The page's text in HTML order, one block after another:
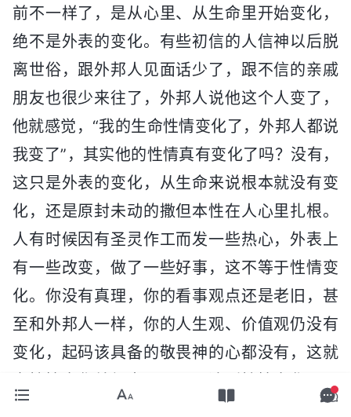
前不一样了，是从心里、从生命里开始变化，
绝不是外表的变化。有些初信的人信神以后脱
离世俗，跟外邦人见面话少了，跟不信的亲戚
朋友也很少来往了，外邦人说他这个人变了，
他就感觉，“我的生命性情变化了，外邦人都说
我变了”，其实他的性情真有变化了吗？没有，
这只是外表的变化，从生命来说根本就没有变
化，还是原封未动的撒但本性在人心里扎根。
人有时候因有圣灵作工而发一些热心，外表上
有一些改变，做了一些好事，这不等于性情变
化。你没有真理，你的看事观点还是老旧，甚
至和外邦人一样，你的人生观、价值观仍没有
变化，起码该具备的敬畏神的心都没有，这就
主要还是得追求认识神，对神有真实的认识。